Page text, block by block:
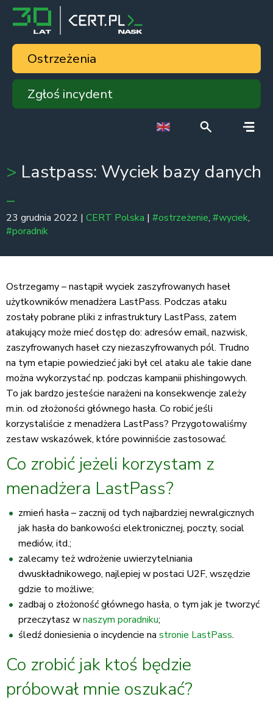
Ostrzeżenia
Zgłoś incydent
Lastpass: Wyciek bazy danych
23 grudnia 2022 | CERT Polska | #ostrzeżenie, #wyciek,
#poradnik
Ostrzegamy – nastąpił wyciek zaszyfrowanych haseł
użytkowników menadżera LastPass. Podczas ataku
zostały pobrane pliki z infrastruktury LastPass, zatem
atakujący może mieć dostęp do: adresów email, nazwisk,
zaszyfrowanych haseł czy niezaszyfrowanych pól. Trudno
na tym etapie powiedzieć jaki był cel ataku ale takie dane
można wykorzystać np. podczas kampanii phishingowych.
To jak bardzo jesteście narażeni na konsekwencje zależy
m.in. od złożoności głównego hasła. Co robić jeśli
korzystaliście z menadżera LastPass? Przygotowaliśmy
zestaw wskazówek, które powinniście zastosować.
Co zrobić jeżeli korzystam z
menadżera LastPass?
zmień hasła – zacznij od tych najbardziej newralgicznych
jak hasła do bankowości elektronicznej, poczty, social
mediów, itd.;
zalecamy też wdrożenie uwierzytelniania
dwuskładnikowego, najlepiej w postaci U2F, wszędzie
gdzie to możliwe;
zadbaj o złożoność głównego hasła, o tym jak je tworzyć
przeczytasz wnaszym poradniku;
śledź doniesienia o incydencie na stronie LastPass.
Co zrobić jak ktoś będzie
próbował mnie oszukać?